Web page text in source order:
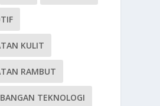
KULIT
RAMBUT
TEKNOLOGI